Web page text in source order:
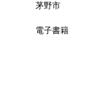
茅野市
電子書籍